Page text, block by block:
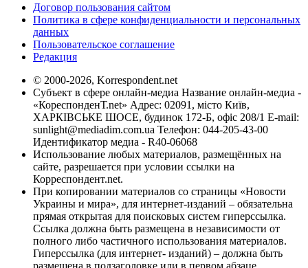
Договор пользования сайтом
Политика в сфере конфиденциальности и персональных
данных
Пользовательское соглашение
Редакция
© 2000-2026, Korrespondent.net
Субъект в сфере онлайн-медиа Название онлайн-медиа -
«КореспонденТ.net» Адрес: 02091, місто Київ,
ХАРКІВСЬКЕ ШОСЕ, будинок 172-Б, офіс 208/1 E-mail:
sunlight@mediadim.com.ua Телефон: 044-205-43-00
Идентификатор медиа - R40-06068
Использование любых материалов, размещённых на
сайте, разрешается при условии ссылки на
Корреспондент.net.
При копировании материалов со страницы «Новости
Украины и мира», для интернет-изданий – обязательна
прямая открытая для поисковых систем гиперссылка.
Ссылка должна быть размещена в независимости от
полного либо частичного использования материалов.
Гиперссылка (для интернет- изданий) – должна быть
размещена в подзаголовке или в первом абзаце